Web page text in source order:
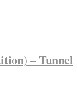
– Tunnel